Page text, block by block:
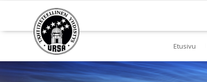
Etusivu